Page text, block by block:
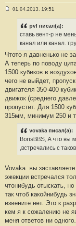
и
#
8
01.04.2013, 19:51
pvf писал(а):
ставь вент-р не
канал или канал.
Чтото я давненько не
А теперь по поводу
1500 кубиков в
чего не выйдет,
двигателя 350-400
движок (среднего
пропустит. Для 1500
315мм, минимум 250 и
vovaka писал(а):
BorisBBS, А что вы
,встречались с
Vovaka. вы
эжекции встречался
чтонибудь отыскать,
так чтоб какойнибудь
извените нет. Это к
кем я к сожалению не
меня ответов ни одного.